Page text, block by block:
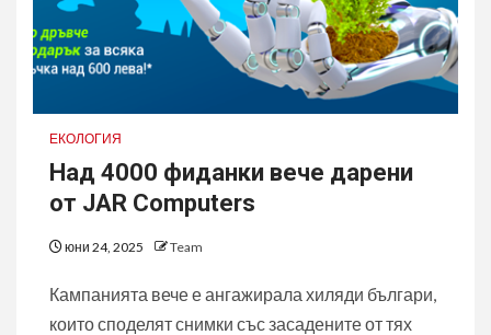
ЕКОЛОГИЯ
Над 4000 фиданки вече дарени
от JAR Computers
юни 24, 2025 Team
Кампанията вече е ангажирала хиляди българи,
които споделят снимки със засадените от тях